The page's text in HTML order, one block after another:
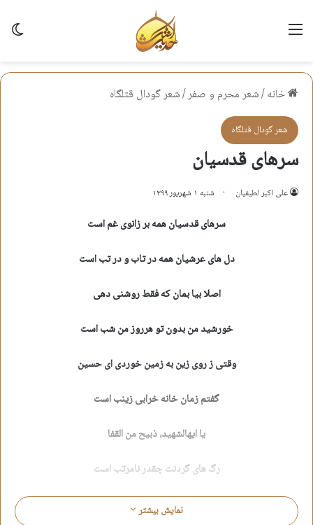
منو
خانه/شعر محرم و صفر/شعر گودال قتلگاه
شعر گودال قتلگاه
سرهای قدسیان
علی اکبر لطیفیان شنبه ۱ شهریور ۱۳۹۹
سرهای قدسیان همه بر زانوی غم است
دل های عرشیان همه در تاب و در تب است
اصلا بیا بمان که فقط روشنی دهی
خورشید من بدون تو هرروز من شب است
وقتی ز روی زین به زمین خوردی ای حسین
گفتم زمان خانه خرابی زینب است
یا ایهالشهید، ذبیح من القفا
رگ های گردنت چقدر نامرتب است
مانده ست یادگار، به تشییع جنازه ات
نمایش بیشتر